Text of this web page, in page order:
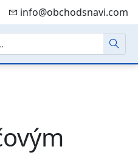
info@obchodsnavi.com
Hledat